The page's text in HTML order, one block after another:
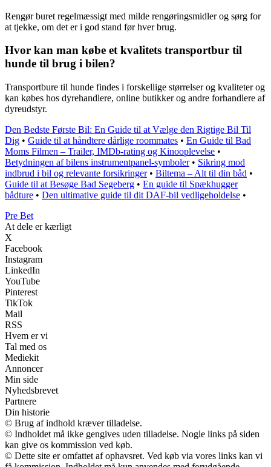
Rengør buret regelmæssigt med milde rengøringsmidler og sørg for
at tjekke, om det er i god stand før hver brug.
Hvor kan man købe et kvalitets transportbur til
hunde til brug i bilen?
Transportbure til hunde findes i forskellige størrelser og kvaliteter og
kan købes hos dyrehandlere, online butikker og andre forhandlere af
dyreudstyr.
Den Bedste Første Bil: En Guide til at Vælge den Rigtige Bil Til
Dig • Guide til at håndtere dårlige roommates • En Guide til Bad
Moms Filmen – Trailer, IMDb-rating og Kinooplevelse •
Betydningen af bilens instrumentpanel-symboler• Sikring mod
indbrud i bil og relevante forsikringer• Biltema – Alt til din båd •
Guide til at Besøge Bad Segeberg • En guide til Spækhugger
bådture • Den ultimative guide til dit DAF-bil vedligeholdelse •
Pre Bet
At dele er kærligt
X
Facebook
Instagram
LinkedIn
YouTube
Pinterest
TikTok
Mail
RSS
Hvem er vi
Tal med os
Mediekit
Annoncer
Min side
Nyhedsbrevet
Partnere
Din historie
© Brug af indhold kræver tilladelse.
© Indholdet må ikke gengives uden tilladelse. Nogle links på siden
kan give os kommission ved køb.
© Dette site er omfattet af ophavsret. Ved køb via vores links kan vi